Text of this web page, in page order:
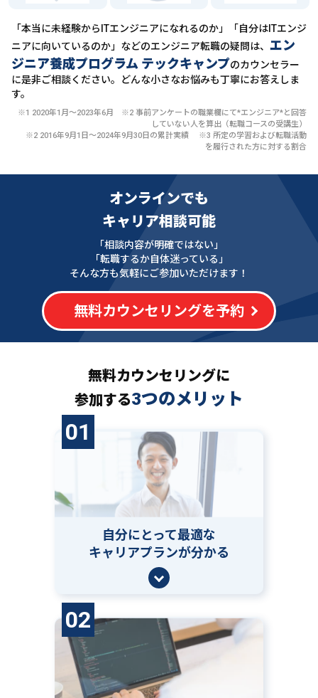
「本当に未経験からITエンジニアになれるのか」「自分はITエンジ
ニアに向いているのか」などのエンジニア転職の疑問は、 エン
ジニア養成プログラム テックキャンプのカウンセラー
に是非ご相談ください。どんな小さなお悩みも丁寧にお答えしま
す。
※1 2020年1月〜2023年6月 ※2 事前アンケートの職業欄にて*エンジニア*と回答
していない人を算出（転職コースの受講生）
※2 2016年9月1日〜2024年9月30日の累計実績 ※3 所定の学習および転職活動
を履行された方に対する割合
オンラインでも
キャリア相談可能
「相談内容が明確ではない」
「転職するか自体迷っている」
そんな方も気軽にご参加いただけます！
無料カウンセリングを予約
無料カウンセリングに
参加する3つのメリット
01
自分にとって最適な
キャリアプランが分かる
02